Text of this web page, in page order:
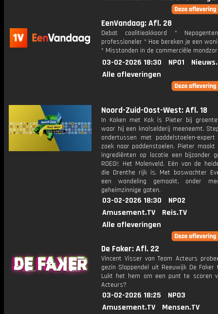
EenVandaag: Afl. 28
Debat coalitieakkoord *
professioneler * Hoe bereken je een
* Misstanden in de commerciële
03-02-2026 18:30 NPO1
Alle afleveringen
Noord-Zuid-Oost-West: Afl. 18
In Koken met Kok is Pieter bij
waar hij een knolselderij meeneemt.
ondertussen met paddelstoelen-
zoek naar paddenstoelen. Pieter maakt
ingrediënten op locatie een bijzonder
ROEG!: Het Molenveld. Eén van de
die Drenthe rijk is. Met boswachter
een wandeling gemaakt, onder
geheimzinnige gaten.
03-02-2026 18:30
NPO2
Amusement.TV
Reis.TV
Alle afleveringen
De Faker: Afl. 22
Vincent Visser van Team Acteurs
gezin Slappendel uit Reeuwijk De Faker
Lukt het hem om een punt te scoren
Acteurs?
03-02-2026 18:25
NPO3
Amusement.TV
Mensen.TV